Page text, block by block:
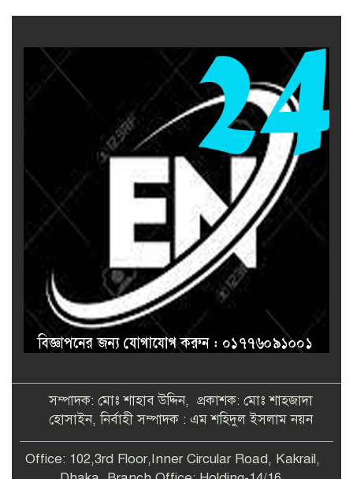
সম্পাদক: মোঃ শাহাব উদ্দিন, প্রকাশক: মোঃ শাহজাদা
হোসাইন, নির্বাহী সম্পাদক : এম শহিদুল ইসলাম নয়ন
Office: 102,3rd Floor,Inner Circular Road, Kakrail,